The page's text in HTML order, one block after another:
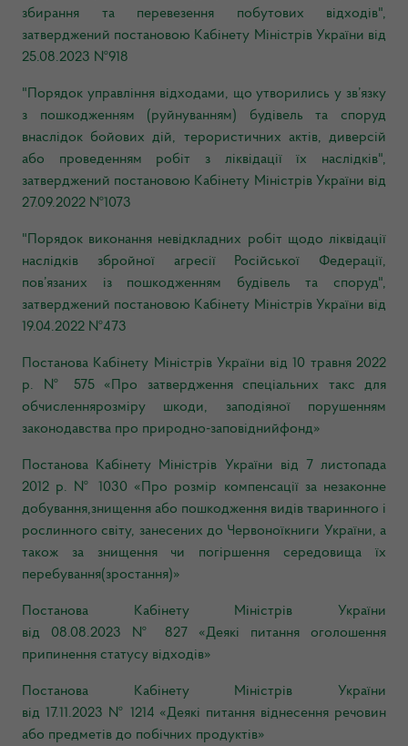
збирання та перевезення побутових відходів",
затверджений постановою Кабінету Міністрів України від
25.08.2023 №918
"Порядок управління відходами, що утворились у зв’язку
з пошкодженням (руйнуванням) будівель та споруд
внаслідок бойових дій, терористичних актів, диверсій
або проведенням робіт з ліквідації їх наслідків",
затверджений постановою Кабінету Міністрів України від
27.09.2022 №1073
" Порядок виконання невідкладних робіт щодо ліквідації
наслідків збройної агресії Російської Федерації,
пов’язаних із пошкодженням будівель та споруд",
затверджений постановою Кабінету Міністрів України від
19.04.2022 №473
Постанова Кабінету Міністрів України від 10 травня 2022
р. № 575 «Про затвердження спеціальних такс для
обчисленнярозміру шкоди, заподіяної порушенням
законодавства про природно-заповіднийфонд»
Постанова Кабінету Міністрів України від 7 листопада
2012 р. № 1030 «Про розмір компенсації за незаконне
добування,знищення або пошкодження видів тваринного і
рослинного світу, занесених до Червоноїкниги України, а
також за знищення чи погіршення середовища їх
перебування(зростання)»
Постанова Кабінету Міністрів України
від
08.08.2023 № 827 «Деякі питання оголошення
припинення статусу відходів»
Постанова Кабінету Міністрів України
від 17.11.2023 № 1214 «Деякі питання віднесення речовин
або предметів до побічних продуктів»